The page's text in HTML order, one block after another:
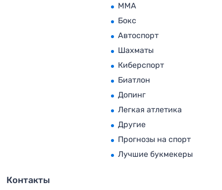
MMA
Бокс
Автоспорт
Шахматы
Киберспорт
Биатлон
Допинг
Легкая атлетика
Другие
Прогнозы на спорт
Лучшие букмекеры
Контакты